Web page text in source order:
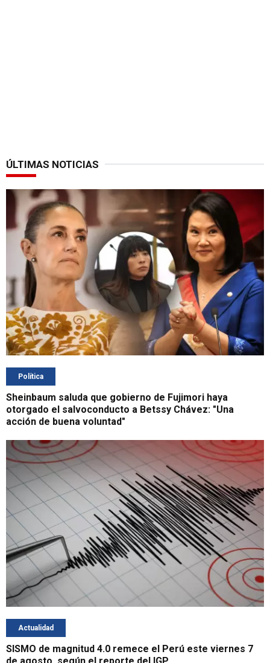
ÚLTIMAS NOTICIAS
Política
Sheinbaum saluda que gobierno de Fujimori haya
otorgado el salvoconducto a Betssy Chávez: "Una
acción de buena voluntad"
Actualidad
SISMO de magnitud 4.0 remece el Perú este viernes 7